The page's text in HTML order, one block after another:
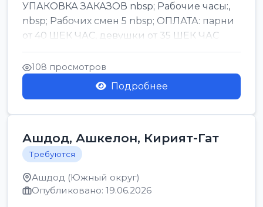
УПАКОВКА ЗАКАЗОВ nbsp; Рабочие часы:,
nbsp; Рабочих смен 5 nbsp; ОПЛАТА: парни
от 40 ШЕК ЧАС, девушки от 35 ШЕК ЧАС
БОНУСЫ 1500 ШЕК ...
108 просмотров
Подробнее
Ашдод, Ашкелон, Кирият-Гат
Требуются
Ашдод (Южный округ)
Опубликовано: 19.06.2026